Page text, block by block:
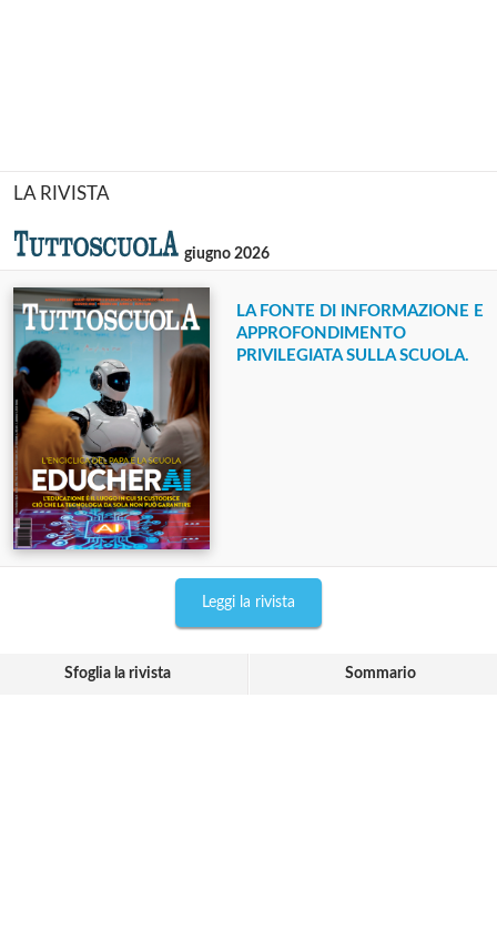
LA RIVISTA
giugno 2026
LA FONTE DI INFORMAZIONE E
APPROFONDIMENTO
PRIVILEGIATA SULLA SCUOLA.
Leggi la rivista
Sfoglia la rivista Sommario